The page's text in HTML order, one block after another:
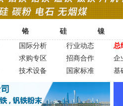
铬 硅 镍
国际分析 行业动态
总
求购专区 招商合作
企
技术设备 国家标准 基